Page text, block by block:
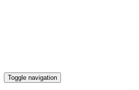
Toggle navigation